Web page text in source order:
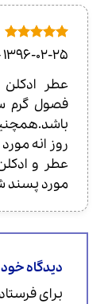
امتیاز 5از
5
1396-02-25
فصول گرم
روزانه
عطر و
مورد پسند
دیدگاه
برای